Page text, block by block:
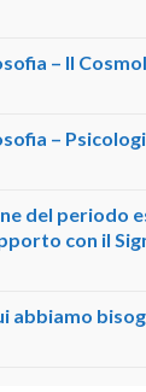
– II
–
del periodo
con il
abbiamo